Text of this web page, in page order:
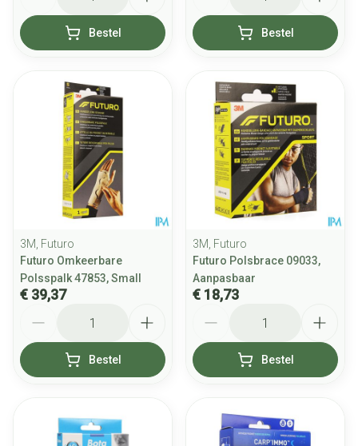
Bestel Bestel
3M, Futuro
Futuro Omkeerbare
Polsspalk 47853, Small
€ 39,37
Bestel
3M, Futuro
Futuro Polsbrace 09033,
Aanpasbaar
€ 18,73
Bestel